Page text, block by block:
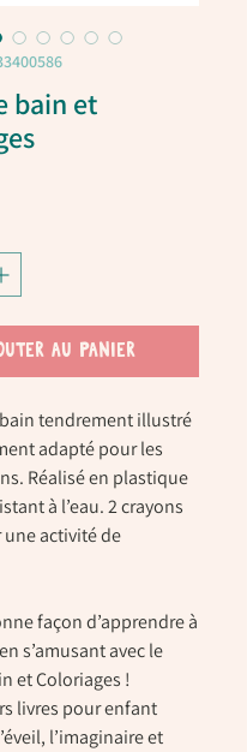
bain et
AU PANIER
tendrement illustré
adapté pour les
Réalisé en plastique
à l’eau. 2 crayons
activité de
façon d’apprendre à
s’amusant avec le
et Coloriages !
livres pour enfant
l’imaginaire et